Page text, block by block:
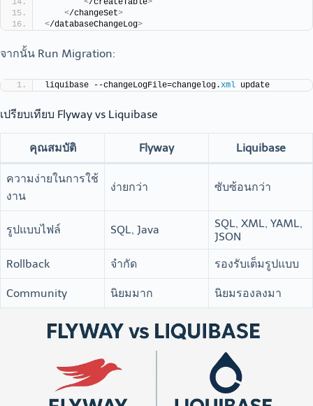
</changeSet>
</databaseChangeLog>
จากนั้น Run Migration:
liquibase --changeLogFile=changelog.xml update
เปรียบเทียบ Flyway vs Liquibase
คุณสมบัติ Flyway Liquibase
ความง่ายในการใช้
งาน
ง่ายกว่า ซับซ้อนกว่า
รูปแบบไฟล์ SQL, Java
SQL, XML, YAML,
JSON
Rollback จำกัด รองรับเต็มรูปแบบ
Community นิยมมาก นิยมรองลงมา